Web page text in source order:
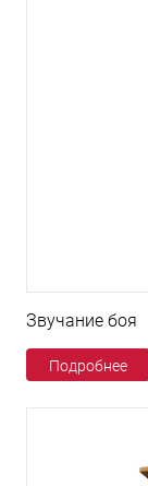
Звучание боя
Подробнее